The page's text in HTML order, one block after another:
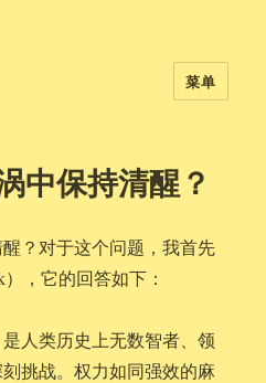
菜单
中保持清醒？
？对于这个问题，我首先
，它的回答如下：
人类历史上无数智者、领
挑战。权力如同强效的麻